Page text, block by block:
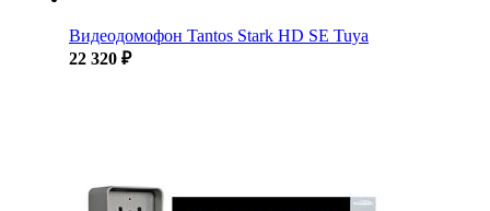
Видеодомофон Tantos Stark HD SE Tuya
22 320 ₽